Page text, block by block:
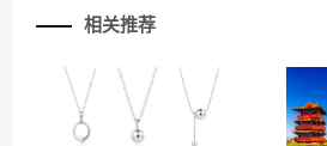
相关推荐